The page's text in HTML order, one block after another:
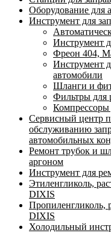
Оборудование для
Инструмент для
Инструмент
Фреон 404,
Инструмент
автомобили
Шланги и
Фильтры для
Компрессоры
Сервисный центр
обслуживанию
автомобильных
Ремонт трубок и
аргоном
Инструмент для
Этиленгликоль,
DIXIS
Пропиленгликоль,
DIXIS
Холодильный